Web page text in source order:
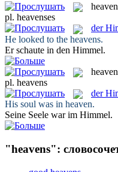
pl. heavenses
der
He looked to the heavens.
Er schaute in den Himmel.
heaven
pl. heavens
der
His soul was in heaven.
Seine Seele war im Himmel.
"heavens":